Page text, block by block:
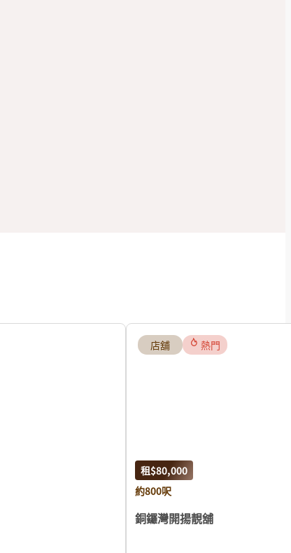
店舖 熱門
租$80,000
約800呎
銅鑼灣開揚靚舖